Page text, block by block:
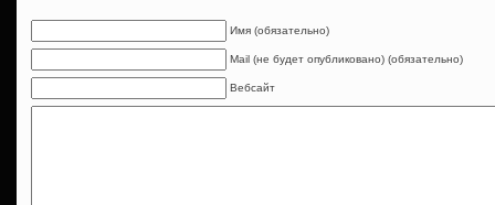
Имя (обязательно)
Mail (не будет опубликовано) (обязательно)
Вебсайт